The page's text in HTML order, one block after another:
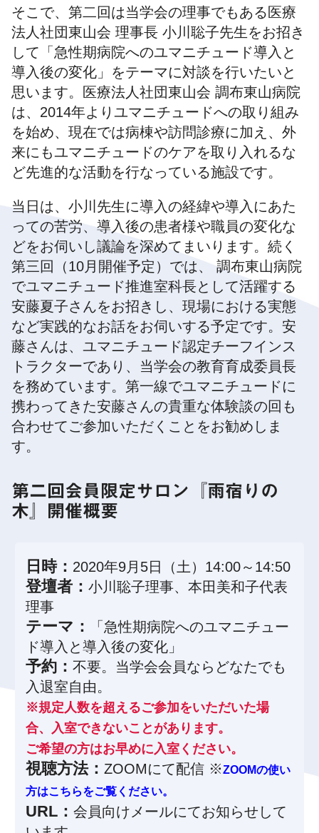
そこで、第二回は当学会の理事でもある医療
法人社団東山会 理事長 小川聡子先生をお招き
して「急性期病院へのユマニチュード導入と
導入後の変化」をテーマに対談を行いたいと
思います。医療法人社団東山会 調布東山病院
は、2014年よりユマニチュードへの取り組み
を始め、現在では病棟や訪問診療に加え、外
来にもユマニチュードのケアを取り入れるな
ど先進的な活動を行なっている施設です。
当日は、小川先生に導入の経緯や導入にあた
っての苦労、導入後の患者様や職員の変化な
どをお伺いし議論を深めてまいります。続く
第三回（10月開催予定）では、 調布東山病院
でユマニチュード推進室科長として活躍する
安藤夏子さんをお招きし、現場における実態
など実践的なお話をお伺いする予定です。安
藤さんは、ユマニチュード認定チーフインス
トラクターであり、当学会の教育育成委員長
を務めています。第一線でユマニチュードに
携わってきた安藤さんの貴重な体験談の回も
合わせてご参加いただくことをお勧めしま
す。
第二回会員限定サロン『雨宿りの
木』開催概要
日時： 2020年9月5日（土）14:00～14:50
登壇者：小川聡子理事、本田美和子代表
理事
テーマ：
「急性期病院へのユマニチュー
ド導入と導入後の変化」
予約：不要。当学会会員ならどなたでも
入退室自由。
※規定人数を超えるご参加をいただいた場
合、入室できないことがあります。
ご希望の方はお早めに入室ください。
視聴方法：ZOOMにて配信 ※ZOOMの使い
方はこちらをご覧ください。
URL：会員向けメールにてお知らせして